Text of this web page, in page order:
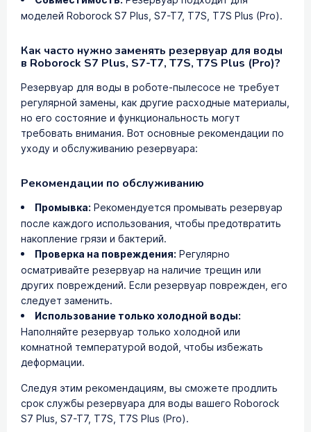
моделей Roborock S7 Plus, S7-T7, T7S, T7S Plus (Pro).
Как часто нужно заменять резервуар для воды
в Roborock S7 Plus, S7-T7, T7S, T7S Plus (Pro)?
Резервуар для воды в роботе-пылесосе не требует
регулярной замены, как другие расходные материалы,
но его состояние и функциональность могут
требовать внимания. Вот основные рекомендации по
уходу и обслуживанию резервуара:
Рекомендации по обслуживанию
Промывка: Рекомендуется промывать резервуар
после каждого использования, чтобы предотвратить
накопление грязи и бактерий.
Проверка на повреждения: Регулярно
осматривайте резервуар на наличие трещин или
других повреждений. Если резервуар поврежден, его
следует заменить.
Использование только холодной воды:
Наполняйте резервуар только холодной или
комнатной температурой водой, чтобы избежать
деформации.
Следуя этим рекомендациям, вы сможете продлить
срок службы резервуара для воды вашего Roborock
S7 Plus, S7-T7, T7S, T7S Plus (Pro).